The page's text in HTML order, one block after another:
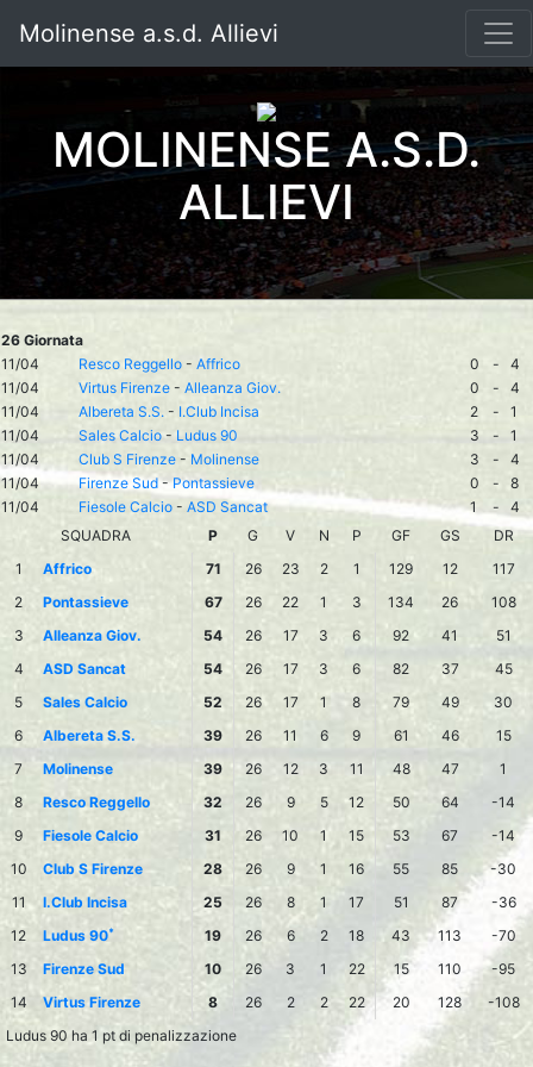
Molinense a.s.d. Allievi
MOLINENSE A.S.D.
ALLIEVI
26 Giornata
11/04
Resco Reggello - Affrico 0 -
4
11/04
Virtus Firenze - Alleanza Giov. 0 -
4
11/04
Albereta S.S. - I.Club Incisa 2 -
1
11/04
Sales Calcio- Ludus 90 3 -
1
11/04
Club S Firenze - Molinense 3 -
4
11/04
Firenze Sud-Pontassieve 0 -
8
11/04
Fiesole Calcio - ASD Sancat 1 -
4
SQUADRA
P G V N P GF GS
DR
1
Affrico 71 26 23 2 1 129 12
117
2
Pontassieve 67 26 22 1 3 134 26
108
3
Alleanza Giov. 54 26 17 3 6 92 41
51
4
ASD Sancat 54 26 17 3 6 82 37
45
5
Sales Calcio 52 26 17 1 8 79 49
30
6
Albereta S.S. 39 26 11 6 9 61 46
15
7
Molinense 39 26 12 3 11 48 47
1
8
Resco Reggello 32 26 9 5 12 50 64
-14
9
Fiesole Calcio 31 26 10 1 15 53 67
-14
10
Club S Firenze 28 26 9 1 16 55 85
-30
11
I.Club Incisa 25 26 8 1 17 51 87
-36
12
Ludus 90* 19 26 6 2 18 43 113
-70
13
Firenze Sud 10 26 3 1 22 15 110
-95
14
Virtus Firenze 8 26 2 2 22 20 128
-108
Ludus 90 ha 1 pt di penalizzazione